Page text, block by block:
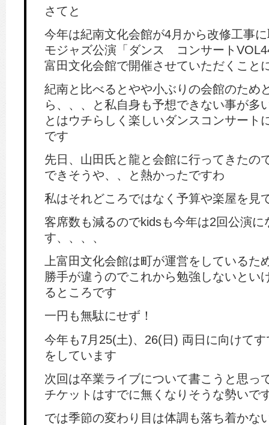
さてと
今年は紀南文化会館が4月から改修工事
モジャズ公演「ダンス コンサート
富田文化会館で開催させていただくこと
紀南と比べるとやや小ぶりの会館のため
ら、、、と私自身も予想できない事が多
とはウチらしく楽しいダンスコンサート
です
先日、山田氏と龍と会館に行ってきたの
できそうや、、と熱かったですわ
私はそれどころではなく予算や楽屋を見
客席数も減るのでkidsも今年は2回公演に
す、、、、
上富田文化会館は町が運営をしているた
勝手が違うのでこれから勉強しないとい
るところです
一円も無駄にせず！
今年も7月25(土)、26(日) 両日に向けて
をしています
次回は卒業ライブについて書こうと思っ
チケットはすでに無くなりそうな勢いで
では季節の変わり目は体調も落ち着かな